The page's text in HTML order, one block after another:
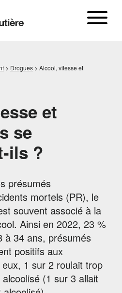
> Drogues > Alcool, vitesse et
et
se
ils ?
présumés
mortels (PR), le
souvent associé à la
Ainsi en 2022, 23 %
à 34 ans, présumés
positifs aux
1 sur 2 roulait trop
(1 sur 3 allait